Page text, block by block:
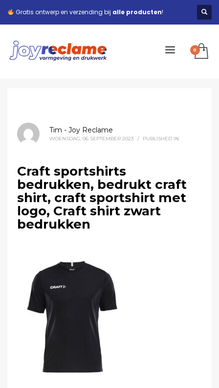
Gratis ontwerp en verzending bij alle producten!
Tim - Joy Reclame
WOENSDAG, 06 SEPTEMBER 2023 / PUBLISHED IN
Craft sportshirts
bedrukken, bedrukt craft
shirt, craft sportshirt met
logo, Craft shirt zwart
bedrukken